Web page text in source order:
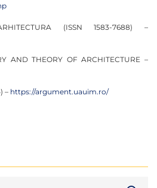
(ISSN 1583-7688) –
AND THEORY OF ARCHITECTURE –
– https://argument.uauim.ro/